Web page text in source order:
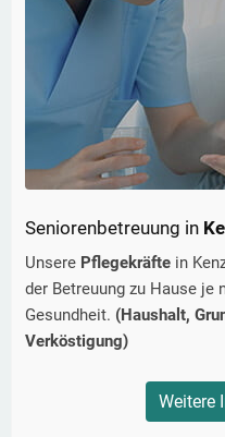
Seniorenbetreuung in
Unsere Pflegekräfte in
der Betreuung zu Hause je
Gesundheit. (Haushalt,
Verköstigung)
Weitere